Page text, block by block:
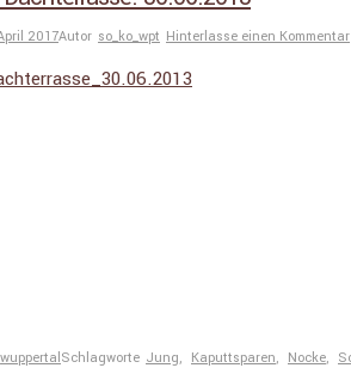
2017Autor so_ko_wpt Hinterlasse einen Kommentar
wuppertalSchlagworte Jung, Kaputtsparen, Nocke,